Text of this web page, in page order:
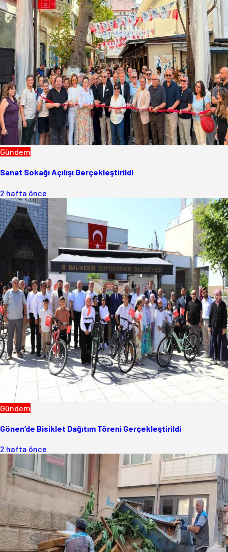
Gündem
Sanat Sokağı Açılışı Gerçekleştirildi
2 hafta önce
Gündem
Gönen’de Bisiklet Dağıtım Töreni Gerçekleştirildi
2 hafta önce